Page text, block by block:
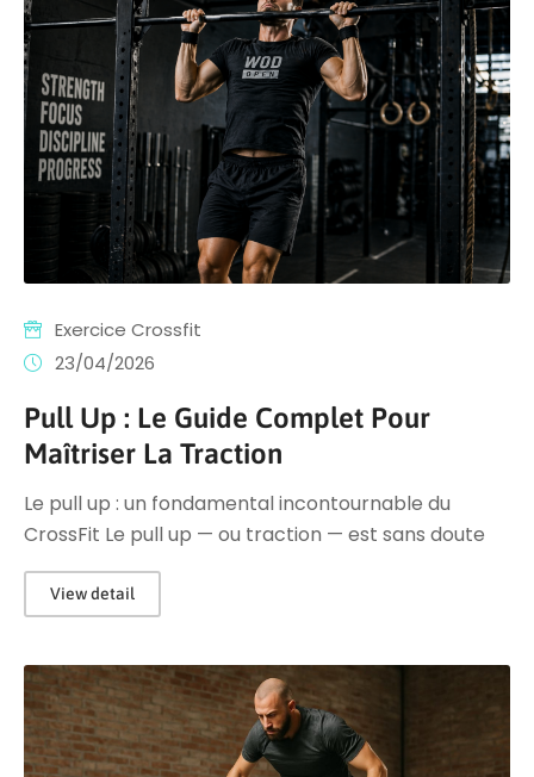
Exercice Crossfit
23/04/2026
Pull Up : Le Guide Complet Pour
Maîtriser La Traction
Le pull up : un fondamental incontournable du
CrossFit Le pull up — ou traction — est sans doute
View detail